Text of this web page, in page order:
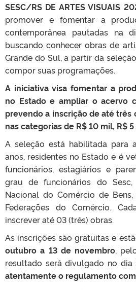
SESC/RS DE ARTES VISUAIS
promover e fomentar a
contemporânea pautadas na
buscando conhecer obras de
Grande do Sul, a partir da
compor suas programações.
A iniciativa visa fomentar a
no Estado e ampliar o acervo
prevendo a inscrição de até três
nas categorias de R$ 10 mil, R$
A seleção está habilitada para
anos, residentes no Estado e é
funcionários, estagiários e
grau de funcionários do Sesc,
Nacional do Comércio de
Federações do Comércio.
inscrever até 03 (três) obras.
As inscrições são gratuitas e
outubro a 13 de novembro,
resultado será divulgado no dia
atentamente o regulamento